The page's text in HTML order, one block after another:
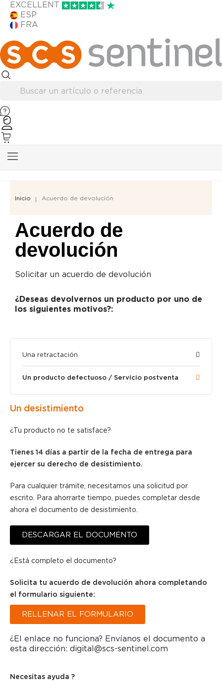
EXCELLENT
ESP
FRA
Inicio Acuerdo de devolución
Acuerdo de
devolución
Solicitar un acuerdo de devolución
¿Deseas devolvernos un producto por uno de
los siguientes motivos?:
Una retractación
Un producto defectuoso / Servicio postventa
Un desistimiento
¿Tu producto no te satisface?
Tienes 14 días a partir de la fecha de entrega para
ejercer su derecho de desistimiento.
Para cualquier trámite, necesitamos una solicitud por
escrito. Para ahorrarte tiempo, puedes completar desde
ahora el documento de desistimiento.
DESCARGAR EL DOCUMENTO
¿Está completo el documento?
Solicita tu acuerdo de devolución ahora completando
el formulario siguiente:
RELLENAR EL FORMULARIO
¿El enlace no funciona? Envíanos el documento a
esta dirección: digital@scs-sentinel.com
Necesitas ayuda ?